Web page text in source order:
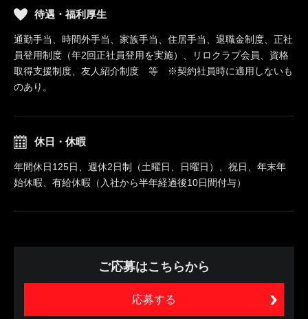
待遇・福利厚生
通勤手当、時間外手当、家族手当、住居手当、退職金制度、正社
員登用制度（年2回正社員登用を実施）、リロクラブ会員、資格
取得支援制度、友人紹介制度 等 ※契約社員時に適用しないも
のあり。
休日・休暇
年間休日125日、週休2日制（土曜日、日曜日）、祝日、年末年
始休暇、有給休暇（入社から半年経過後10日間付与）
ご応募はこちらから
応募する